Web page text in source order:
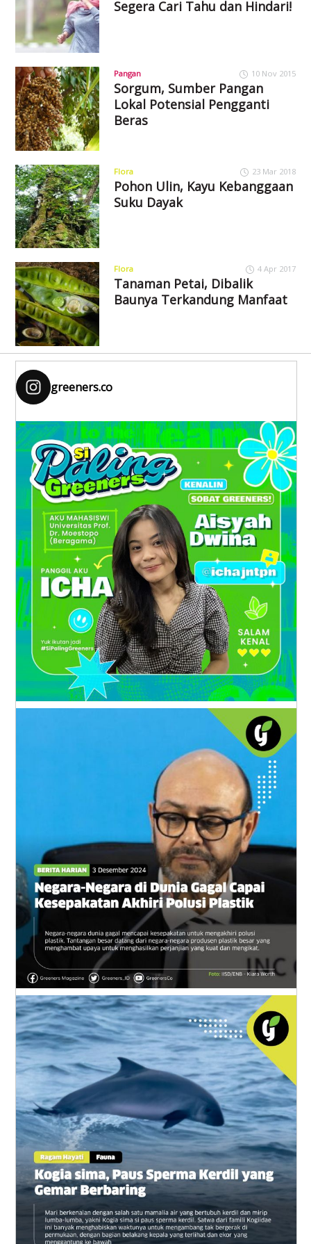
Segera Cari Tahu dan Hindari!
Pangan 10 Nov 2015
Sorgum, Sumber Pangan
Lokal Potensial Pengganti
Beras
Flora 23 Mar 2018
Pohon Ulin, Kayu Kebanggaan
Suku Dayak
Flora 4 Apr 2017
Tanaman Petai, Dibalik
Baunya Terkandung Manfaat
greeners.co